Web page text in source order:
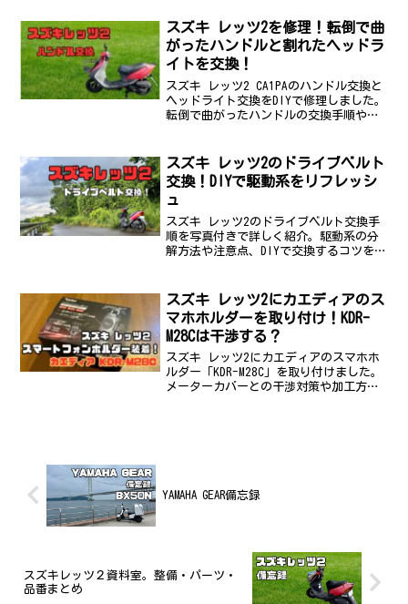
スズキ レッツ2を修理！転倒で曲
がったハンドルと割れたヘッドラ
イトを交換！
スズキ レッツ2 CA1PAのハンドル交換と
ヘッドライト交換をDIYで修理しました。
転倒で曲がったハンドルの交換手順や注
スズキ レッツ2のドライブベルト
交換！DIYで駆動系をリフレッシ
ュ
スズキ レッツ2のドライブベルト交換手
順を写真付きで詳しく紹介。駆動系の分
解方法や注意点、DIYで交換するコツを解
スズキ レッツ2にカエディアのス
マホホルダーを取り付け！KDR-
M28Cは干渉する？
スズキ レッツ2にカエディアのスマホホ
ルダー「KDR-M28C」を取り付けました。
メーターカバーとの干渉対策や加工方
YAMAHA GEAR備忘録
スズキレッツ２資料室。整備・パーツ・
品番まとめ